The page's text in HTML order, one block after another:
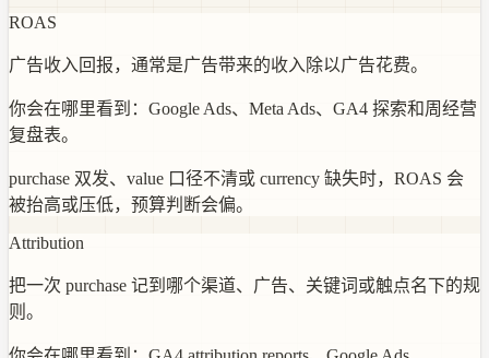
ROAS
广告收入回报，通常是广告带来的收入除以广告花费。
你会在哪里看到： Google Ads、Meta Ads、GA4 探索和周经营
复盘表。
purchase 双发、value 口径不清或 currency 缺失时，ROAS 会
被抬高或压低，预算判断会偏。
Attribution
把一次 purchase 记到哪个渠道、广告、关键词或触点名下的规
则。